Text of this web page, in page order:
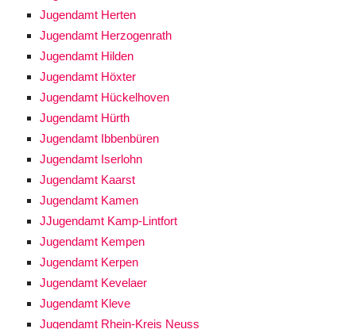
Jugendamt Herten
Jugendamt Herzogenrath
Jugendamt Hilden
Jugendamt Höxter
Jugendamt Hückelhoven
Jugendamt Hürth
Jugendamt Ibbenbüren
Jugendamt Iserlohn
Jugendamt Kaarst
Jugendamt Kamen
JJugendamt Kamp-Lintfort
Jugendamt Kempen
Jugendamt Kerpen
Jugendamt Kevelaer
Jugendamt Kleve
Jugendamt Rhein-Kreis Neuss